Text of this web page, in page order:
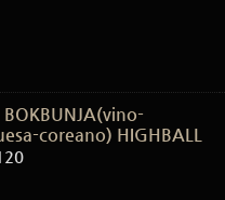
BOKBUNJA(vino-
coreano) HIGHBALL